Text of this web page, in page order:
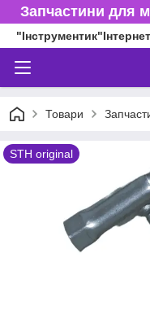
Запчастини для
Товари
STH original